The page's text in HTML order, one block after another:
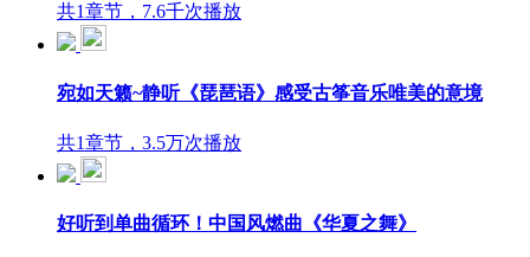
共1章节，7.6千次播放
宛如天籁~静听《琵琶语》感受古筝音乐唯美的意境
共1章节，3.5万次播放
好听到单曲循环！中国风燃曲《华夏之舞》